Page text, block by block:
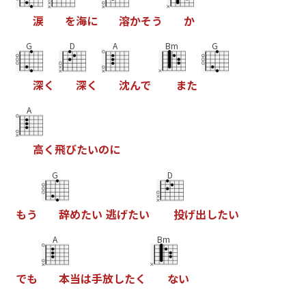
涙 を海に 溶かそう か
G
深く
D
深く
A
沈んで
Bm
また
G
A
高く飛びたいのに
もう
G
辞めたい 逃げたい
D
投げ出したい
でも
A
本当は手放したく
Bm
ない